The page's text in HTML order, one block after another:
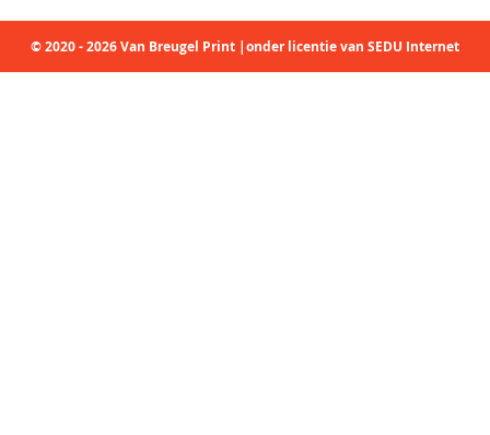
© 2020 - 2026 Van Breugel Print |onder licentie van SEDU Internet